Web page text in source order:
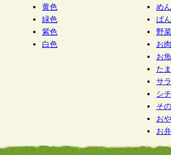
めにより、当社が本件により取得
の通知・開示・内容の訂正・追加
び第三者への提供の禁止（以下、
）に応じます。
る窓口は以下になります。
堂個人情報お客様相談窓口 paku-
えることは任意ですが、個人情報
ない場合には、当社のサービスの
・ご相談への対応ができない場合
黄色
緑色
紫色
白色
めん
ぱん
野
お
お
た
サ
シ
そ
お
お